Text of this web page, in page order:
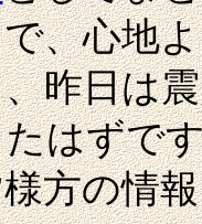
、心地
日は震
はずで
方の情